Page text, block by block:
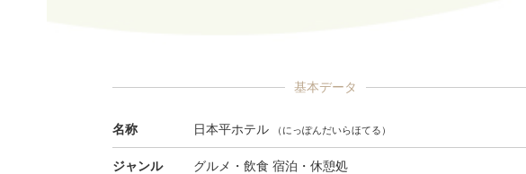
基本データ
名称 日本平ホテル （にっぽんだいらほてる）
ジャンル グルメ・飲食 宿泊・休憩処